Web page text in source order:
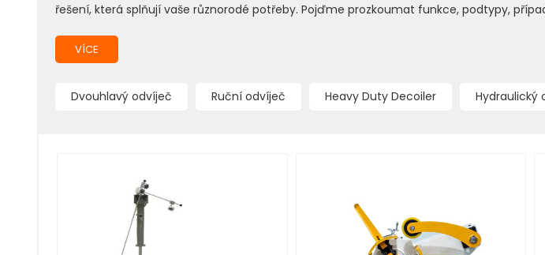
řešení, která splňují vaše různorodé potřeby. Pojďme prozkoumat funkce, podtypy,
VÍCE
Dvouhlavý odvíječ Ruční odvíječ Heavy Duty Decoiler Hydraulický